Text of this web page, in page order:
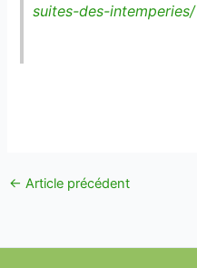
suites-des-intemperies/
← Article précédent